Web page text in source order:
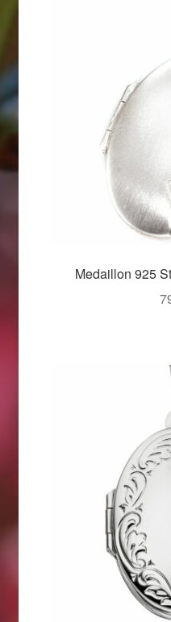
Valentinstag Geschenke
Vertrag widerrufen
Warenkorb
Weihnachtsangebote 2015
Weihnachtsangebote
Weihnachtsangebote
Weihnachtsangebote
Weihnachtsangebote 2021
Woocommerce Predictive
Medaillon 925